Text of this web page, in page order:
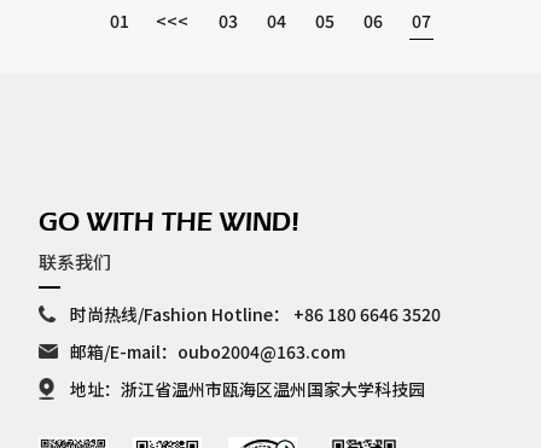
01 <<< 03 04 05 06 07
GO WITH THE WIND!
联系我们
时尚热线/Fashion Hotline：
+86 180 6646 3520
邮箱/E-mail： oubo2004@163.com
地址：浙江省温州市瓯海区温州国家大学科技园